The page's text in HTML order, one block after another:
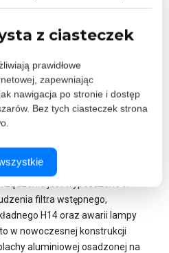
H13 i H14 oraz lampy UV-C
mikroorganizmów skutecznie
diody LED informujące
UV-C. Sama lampa działa
jedna godzina naświetlanie
lampa jest wyłączona.
fotobiologicznego lamp.
pozwala na 4 – stopniową
filtra wstępnego,
H14 oraz awarii lampy
w nowoczesnej konstrukcji
aluminiowej osadzonej na
z ciasteczek
prawidłowe
zapewniając
nawigacja po stronie i dostęp
Bez tych ciasteczek strona